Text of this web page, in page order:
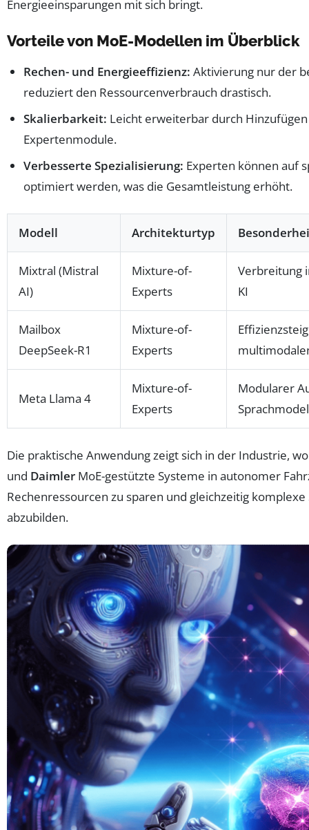
Energieeinsparungen mit sich bringt.
Vorteile von MoE-Modellen im Überblick
Rechen- und Energieeffizienz: Aktivierung nur der
reduziert den Ressourcenverbrauch drastisch.
Skalierbarkeit: Leicht erweiterbar durch
Expertenmodule.
Verbesserte Spezialisierung: Experten können auf
optimiert werden, was die Gesamtleistung erhöht.
Modell Architekturtyp
Mixtral (Mistral
AI)
Mixture-of-
Experts
Verbreitung
KI
Mailbox
DeepSeek-R1
Mixture-of-
Experts
Meta Llama 4
Mixture-of-
Experts
Modularer
Die praktische Anwendung zeigt sich in der Industrie,
und Daimler MoE-gestützte Systeme in autonomer
Rechenressourcen zu sparen und gleichzeitig
abzubilden.